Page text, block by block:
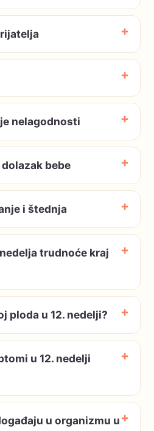
nelagodnosti
bebe
i štednja
trudnoće kraj
ploda u 12. nedelji?
u 12. nedelji
u organizmu u